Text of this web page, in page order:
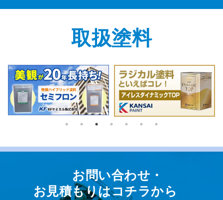
取扱塗料
お問い合わせ・
お⾒積もりはコチラから